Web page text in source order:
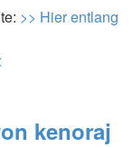
>> Hier entlang
kenoraj